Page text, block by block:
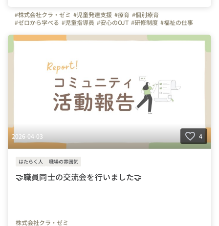
#株式会社クラ・ゼミ #児童発達支援 #療育 #個別療育
#ゼロから学べる #児童指導員 #安心のOJT #研修制度 #福祉の仕事
2026-04-03 4
はたらく人 職場の雰囲気
🤝職員同士の交流会を行いました🤝
株式会社クラ・ゼミ